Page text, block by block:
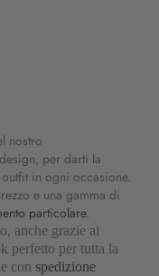
nostro
per darti la
in ogni occasione.
e una gamma di
particolare.
anche grazie ai
perfetto per tutta la
con spedizione